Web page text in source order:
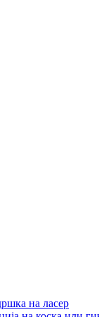
на ласер